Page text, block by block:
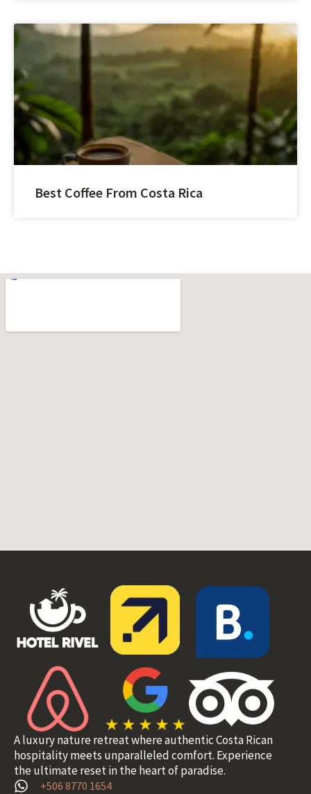
Best Coffee From Costa Rica
A luxury nature retreat where authentic Costa Rican
hospitality meets unparalleled comfort. Experience
the ultimate reset in the heart of paradise.
+506 8770 1654